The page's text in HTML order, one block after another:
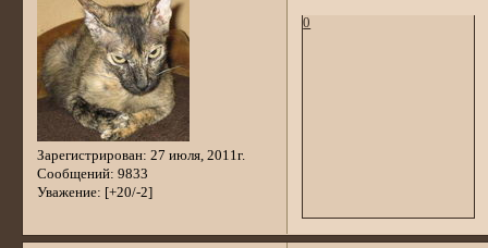
Зарегистрирован: 27 июля, 2011г.
Сообщений: 9833
Уважение: [+20/-2]
0